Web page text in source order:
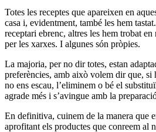
Totes les receptes que apareixen en
casa i, evidentment, també les hem
receptari ebrenc, altres les hem trobat
per les xarxes. I algunes són pròpies.
La majoria, per no dir totes, estan
preferències, amb això volem dir que, si
no ens escau, l’eliminem o bé el
agrade més i s’avingue amb la
En definitiva, cuinem de la manera que
aprofitant els productes que conreem al